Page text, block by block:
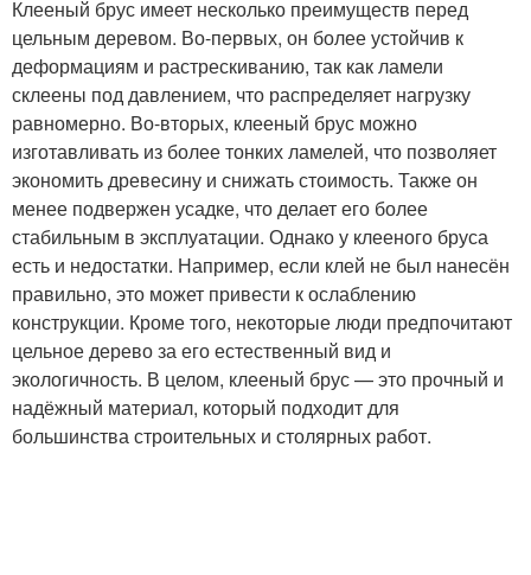
Клееный брус имеет несколько преимуществ перед
цельным деревом. Во-первых, он более устойчив к
деформациям и растрескиванию, так как ламели
склеены под давлением, что распределяет нагрузку
равномерно. Во-вторых, клееный брус можно
изготавливать из более тонких ламелей, что позволяет
экономить древесину и снижать стоимость. Также он
менее подвержен усадке, что делает его более
стабильным в эксплуатации. Однако у клееного бруса
есть и недостатки. Например, если клей не был нанесён
правильно, это может привести к ослаблению
конструкции. Кроме того, некоторые люди предпочитают
цельное дерево за его естественный вид и
экологичность. В целом, клееный брус — это прочный и
надёжный материал, который подходит для
большинства строительных и столярных работ.